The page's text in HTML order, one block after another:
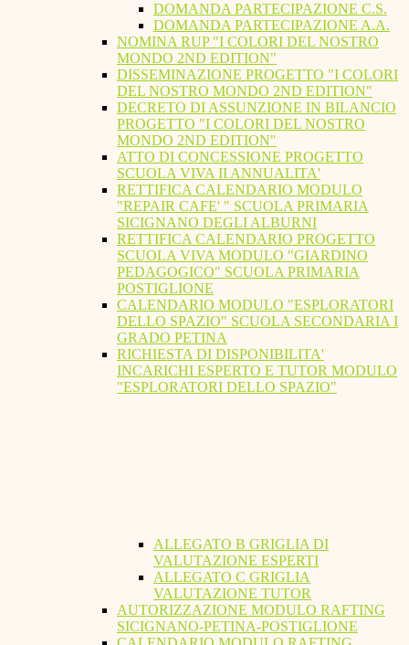
DOMANDA PARTECIPAZIONE C.S.
DOMANDA PARTECIPAZIONE A.A.
NOMINA RUP "I COLORI DEL NOSTRO
MONDO 2ND EDITION"
DISSEMINAZIONE PROGETTO "I COLORI
DEL NOSTRO MONDO 2ND EDITION"
DECRETO DI ASSUNZIONE IN BILANCIO
PROGETTO "I COLORI DEL NOSTRO
MONDO 2ND EDITION"
ATTO DI CONCESSIONE PROGETTO
SCUOLA VIVA II ANNUALITA'
RETTIFICA CALENDARIO MODULO
"REPAIR CAFE' " SCUOLA PRIMARIA
SICIGNANO DEGLI ALBURNI
RETTIFICA CALENDARIO PROGETTO
SCUOLA VIVA MODULO "GIARDINO
PEDAGOGICO" SCUOLA PRIMARIA
POSTIGLIONE
CALENDARIO MODULO "ESPLORATORI
DELLO SPAZIO" SCUOLA SECONDARIA I
GRADO PETINA
RICHIESTA DI DISPONIBILITA'
INCARICHI ESPERTO E TUTOR MODULO
"ESPLORATORI DELLO SPAZIO"
ALLEGATO B GRIGLIA DI
VALUTAZIONE ESPERTI
ALLEGATO C GRIGLIA
VALUTAZIONE TUTOR
AUTORIZZAZIONE MODULO RAFTING
SICIGNANO-PETINA-POSTIGLIONE